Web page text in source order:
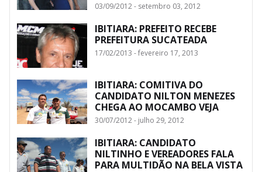
03/09/2012 - setembro 03, 2012
IBITIARA: PREFEITO RECEBE
PREFEITURA SUCATEADA
17/02/2013 - fevereiro 17, 2013
IBITIARA: COMITIVA DO
CANDIDATO NILTON MENEZES
CHEGA AO MOCAMBO VEJA
30/07/2012 - julho 29, 2012
IBITIARA: CANDIDATO
NILTINHO E VEREADORES FALA
PARA MULTIDÃO NA BELA VISTA